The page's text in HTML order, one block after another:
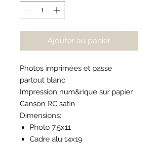
Ajouter au panier
Photos imprimées et passe
partout blanc
Impression num&rique sur papier
Canson RC satin
Dimensions:
Photo 7,5x11
Cadre alu 14x19